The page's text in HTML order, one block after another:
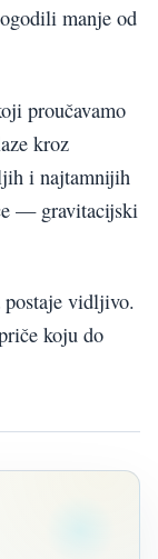
manje od
proučavamo
kroz
i najtamnijih
— gravitacijski
postaje vidljivo.
koju do